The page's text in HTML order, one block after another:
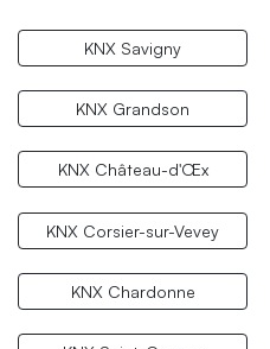
KNX Savigny
KNX Grandson
KNX Château-d'Œx
KNX Corsier-sur-Vevey
KNX Chardonne